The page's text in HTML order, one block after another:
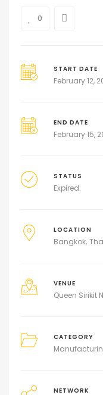
0
START DATE
February 12,
END DATE
February 15,
STATUS
Expired
LOCATION
Bangkok
VENUE
Queen Sirikit
CATEGORY
NETWORK